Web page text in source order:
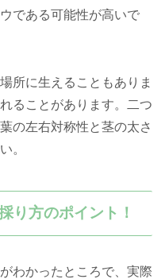
である可能性が高いで
所に生えることもありま
ることがあります。二つ
の左右対称性と茎の太さ
。
り方のポイント！
わかったところで、実際